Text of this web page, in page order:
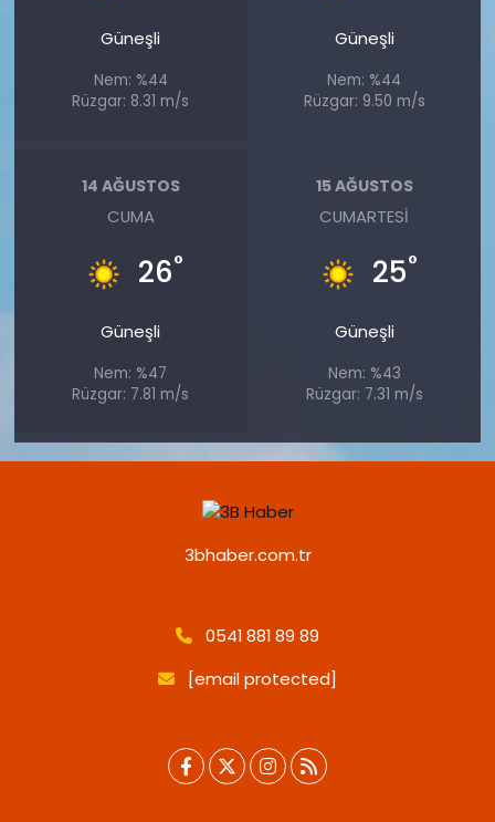
Güneşli
Nem: %44
Rüzgar: 8.31 m/s
Güneşli
Nem: %44
Rüzgar: 9.50 m/s
14 AĞUSTOS
CUMA
26°
Güneşli
Nem: %47
Rüzgar: 7.81 m/s
15 AĞUSTOS
CUMARTESI
25°
Güneşli
Nem: %43
Rüzgar: 7.31 m/s
3bhaber.com.tr
0541 881 89 89
[email protected]